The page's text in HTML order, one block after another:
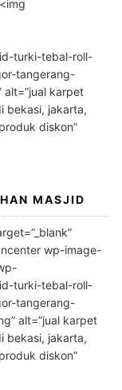
turki-tebal-roll-
tangerang-
karpet
bekasi, jakarta,
diskon”
MASJID
wp-image-
turki-tebal-roll-
tangerang-
alt=”jual karpet
bekasi, jakarta,
diskon”